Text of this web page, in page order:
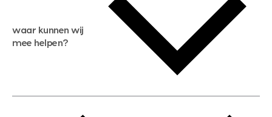
waar kunnen wij
mee helpen?